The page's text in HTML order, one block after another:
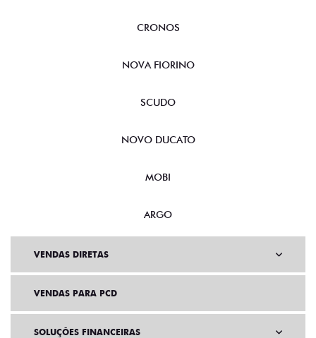
CRONOS
NOVA FIORINO
SCUDO
NOVO DUCATO
MOBI
ARGO
VENDAS DIRETAS
VENDAS PARA PCD
SOLUÇÕES FINANCEIRAS